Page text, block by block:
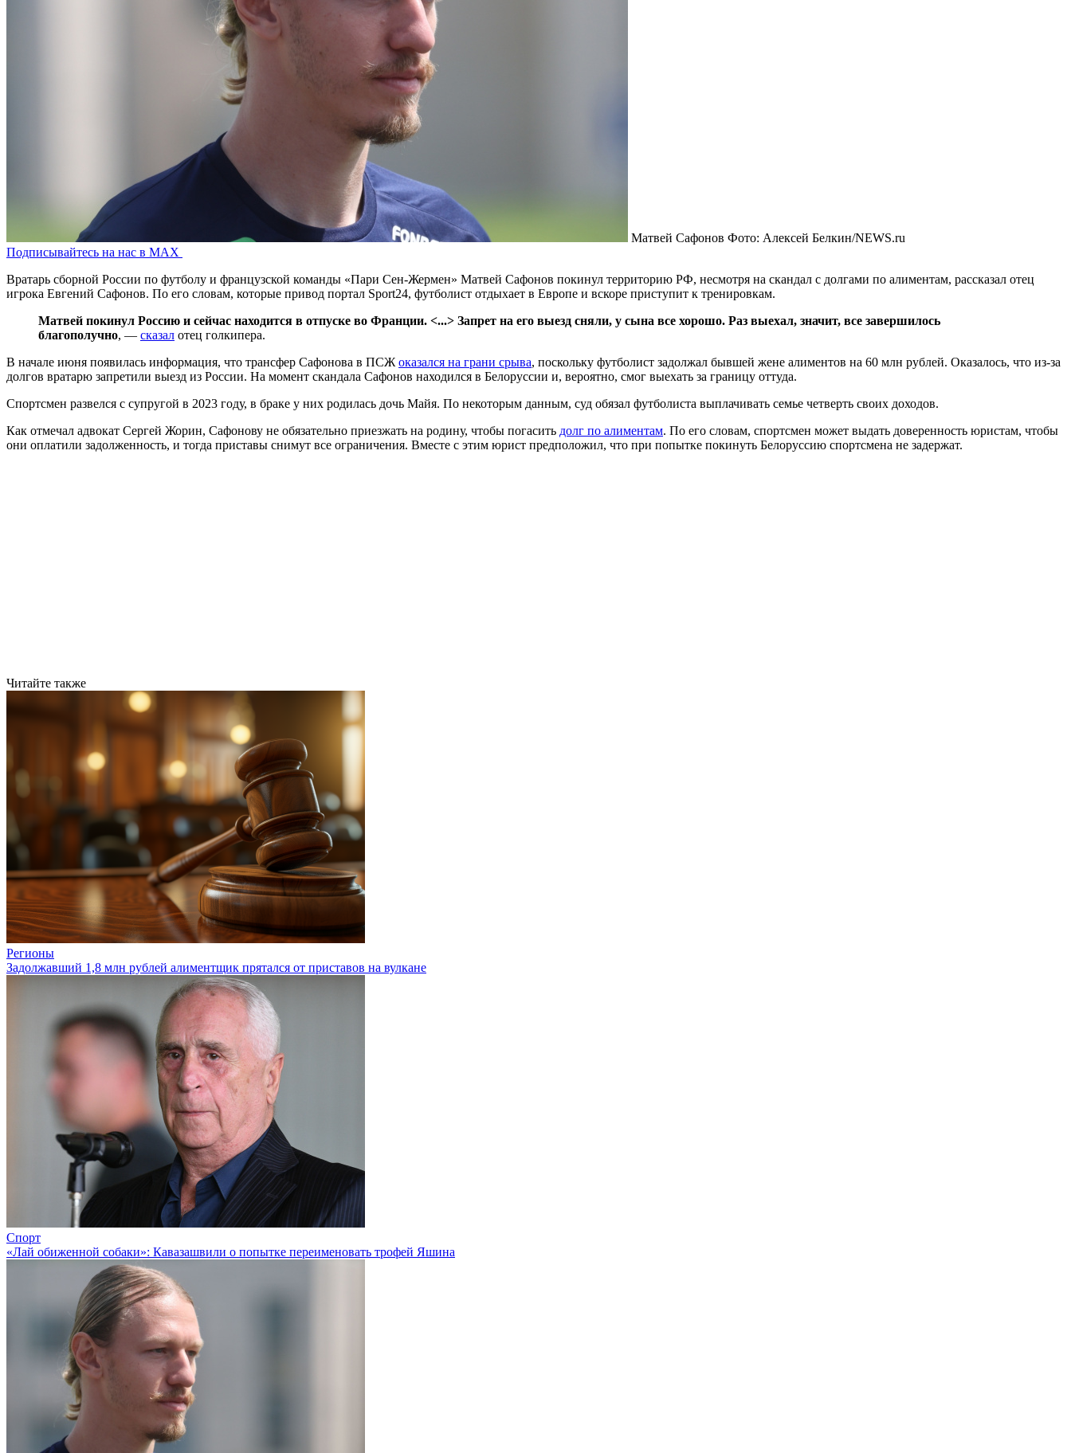
Матвей Сафонов Фото: Алексей Белкин/NEWS.ru
Подписывайтесь на нас в MAX
Вратарь сборной России по футболу и французской команды «Пари Сен-Жермен» Матвей Сафонов покинул территорию РФ, несмотря на скандал с долгами по алиментам, рассказал отец
игрока Евгений Сафонов. По его словам, которые привод портал Sport24, футболист отдыхает в Европе и вскоре приступит к тренировкам.
Матвей покинул Россию и сейчас находится в отпуске во Франции. <...> Запрет на его выезд сняли, у сына все хорошо. Раз выехал, значит, все завершилось
благополучно, — сказал отец голкипера.
В начале июня появилась информация, что трансфер Сафонова в ПСЖ оказался на грани срыва, поскольку футболист задолжал бывшей жене алиментов на 60 млн рублей. Оказалось, что из-за
долгов вратарю запретили выезд из России. На момент скандала Сафонов находился в Белоруссии и, вероятно, смог выехать за границу оттуда.
Спортсмен развелся с супругой в 2023 году, в браке у них родилась дочь Майя. По некоторым данным, суд обязал футболиста выплачивать семье четверть своих доходов.
Как отмечал адвокат Сергей Жорин, Сафонову не обязательно приезжать на родину, чтобы погасить долг по алиментам. По его словам, спортсмен может выдать доверенность юристам, чтобы
они оплатили задолженность, и тогда приставы снимут все ограничения. Вместе с этим юрист предположил, что при попытке покинуть Белоруссию спортсмена не задержат.
Читайте также
Регионы
Задолжавший 1,8 млн рублей алиментщик прятался от приставов на вулкане
Спорт
«Лай обиженной собаки»: Кавазашвили о попытке переименовать трофей Яшина